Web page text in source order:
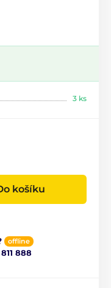
3 ks
košíku
offline
888